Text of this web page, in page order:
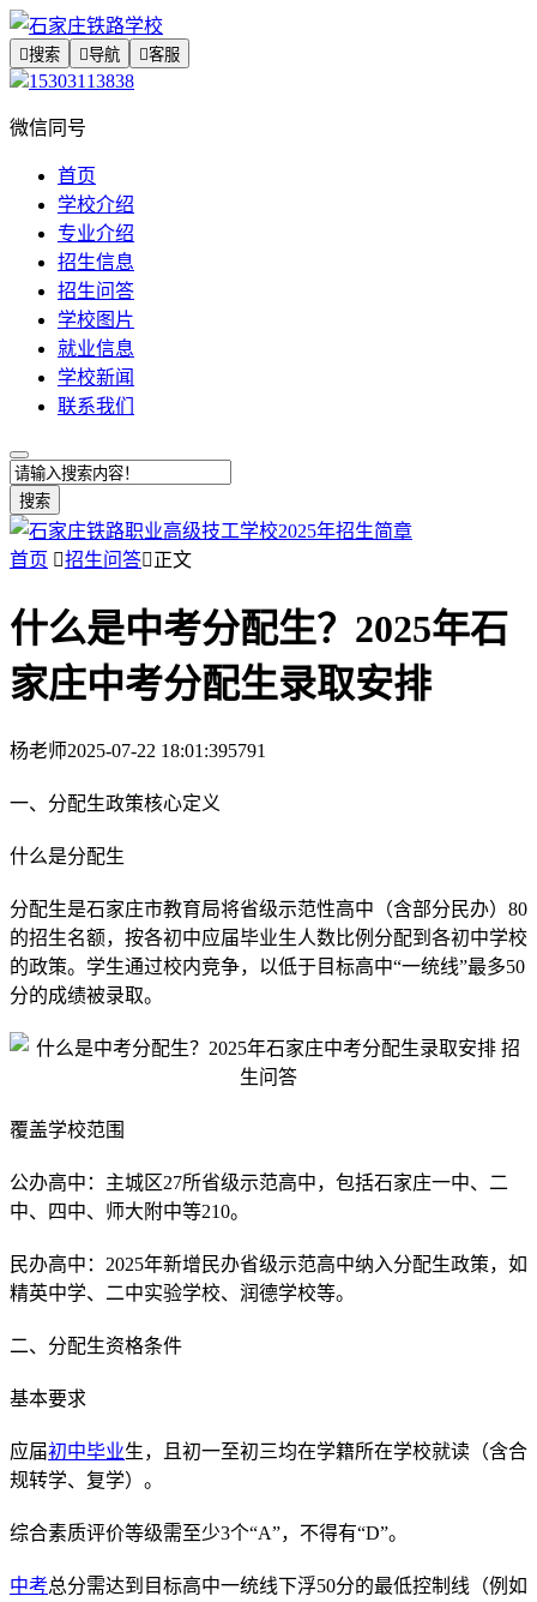
搜索 导航 客服
15303113838
微信同号
首页
学校介绍
专业介绍
招生信息
招生问答
学校图片
就业信息
学校新闻
联系我们
搜索
首页 招生问答正文
什么是中考分配生？2025年石
家庄中考分配生录取安排
杨老师2025-07-22 18:01:395791
一、分配生政策核心定义
什么是分配生
分配生是石家庄市教育局将省级示范性高中（含部分民办）80
的招生名额，按各初中应届毕业生人数比例分配到各初中学校
的政策。学生通过校内竞争，以低于目标高中“一统线”最多50
分的成绩被录取。
覆盖学校范围
公办高中：主城区27所省级示范高中，包括石家庄一中、二
中、四中、师大附中等210。
民办高中：2025年新增民办省级示范高中纳入分配生政策，如
精英中学、二中实验学校、润德学校等。
二、分配生资格条件
基本要求
应届初中毕业生，且初一至初三均在学籍所在学校就读（含合
规转学、复学）。
综合素质评价等级需至少3个“A”，不得有“D”。
中考总分需达到目标高中一统线下浮50分的最低控制线（例如